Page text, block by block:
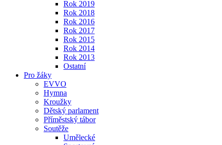
Rok 2019
Rok 2018
Rok 2016
Rok 2017
Rok 2015
Rok 2014
Rok 2013
Ostatní
Pro žáky
EVVO
Hymna
Kroužky
Dětský parlament
Příměstský tábor
Soutěže
Umělecké